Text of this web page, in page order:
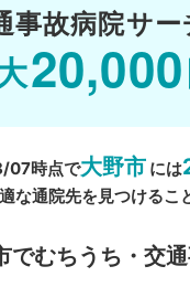
事故病院サー
20,000
07時点で大野市 には
な通院先を見つけるこ
でむちうち・交